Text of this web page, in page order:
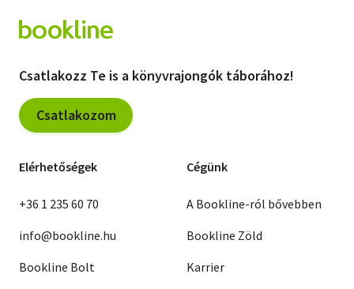
Csatlakozz Te is a könyvrajongók táborához!
Csatlakozom
Elérhetőségek
+36 1 235 60 70
info@bookline.hu
Bookline Bolt
Cégünk
A Bookline-ról bővebben
Bookline Zöld
Karrier